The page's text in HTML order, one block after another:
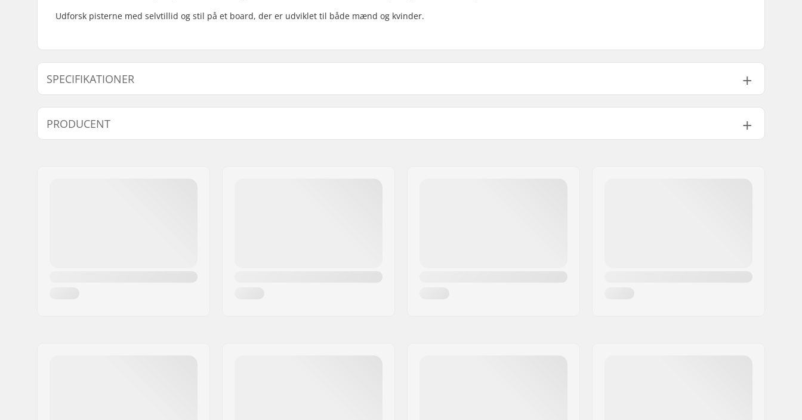
Udforsk pisterne med selvtillid og stil på et board, der er udviklet til både mænd og kvinder.
SPECIFIKATIONER
Snowboard Flex:
5
Bund:
Ekstra Egenskaber:
Twin Diamond 3D
Riding Style:
All Mountain, Freeride, Freestyle
Binding:
Ikke inkluderet
PRODUCENT